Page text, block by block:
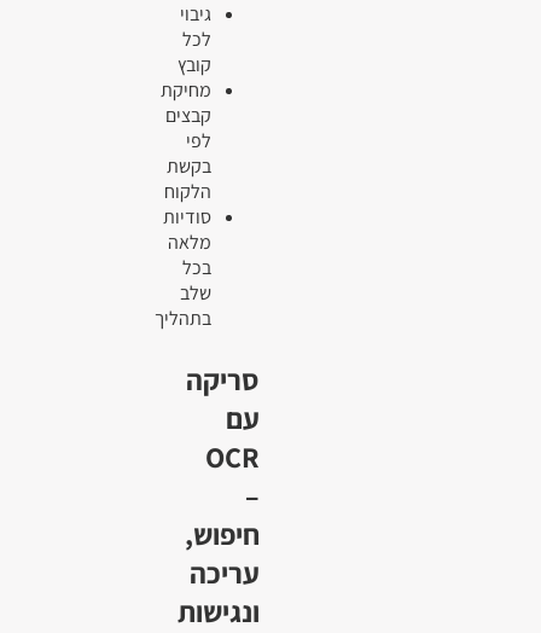
גיבוי
לכל
קובץ
מחיקת
קבצים
לפי
בקשת
הלקוח
סודיות
מלאה
בכל
שלב
בתהליך
סריקה
עם
OCR
–
חיפוש,
עריכה
ונגישות